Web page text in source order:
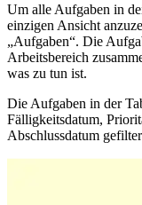
Um alle Aufgaben in
einzigen Ansicht
„Aufgaben“. Die
Arbeitsbereich
was zu tun ist.
Die Aufgaben in der
Fälligkeitsdatum,
Abschlussdatum